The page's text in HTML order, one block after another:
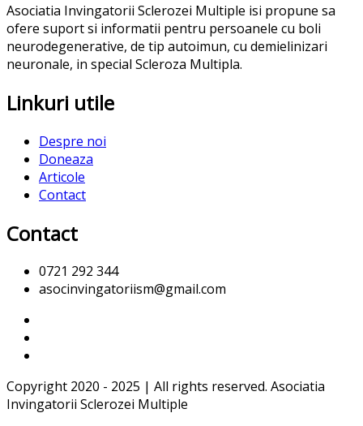
Asociatia Invingatorii Sclerozei Multiple isi propune sa
ofere suport si informatii pentru persoanele cu boli
neurodegenerative, de tip autoimun, cu demielinizari
neuronale, in special Scleroza Multipla.
Linkuri utile
Despre noi
Doneaza
Articole
Contact
Contact
0721 292 344
asocinvingatoriism@gmail.com
Copyright 2020 - 2025 | All rights reserved. Asociatia
Invingatorii Sclerozei Multiple